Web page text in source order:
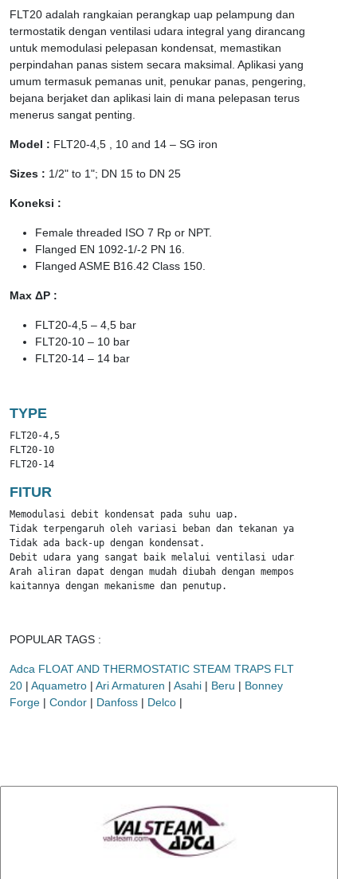
FLT20 adalah rangkaian perangkap uap pelampung dan
termostatik dengan ventilasi udara integral yang dirancang
untuk memodulasi pelepasan kondensat, memastikan
perpindahan panas sistem secara maksimal. Aplikasi yang
umum termasuk pemanas unit, penukar panas, pengering,
bejana berjaket dan aplikasi lain di mana pelepasan terus
menerus sangat penting.
Model : FLT20-4,5 , 10 and 14 – SG iron
Sizes : 1/2" to 1"; DN 15 to DN 25
Koneksi :
Female threaded ISO 7 Rp or NPT.
Flanged EN 1092-1/-2 PN 16.
Flanged ASME B16.42 Class 150.
Max ΔP :
FLT20-4,5 – 4,5 bar
FLT20-10 – 10 bar
FLT20-14 – 14 bar
TYPE
FLT20-4,5
FLT20-10
FLT20-14
FITUR
Memodulasi debit kondensat pada suhu uap.
Tidak terpengaruh oleh variasi beban dan tekanan yang tiba-
Tidak ada back-up dengan kondensat.
Debit udara yang sangat baik melalui ventilasi udara
Arah aliran dapat dengan mudah diubah dengan memposisikan
kaitannya dengan mekanisme dan penutup.
POPULAR TAGS :
Adca FLOAT AND THERMOSTATIC STEAM TRAPS FLT
20 | Aquametro | Ari Armaturen | Asahi | Beru | Bonney
Forge | Condor | Danfoss | Delco |